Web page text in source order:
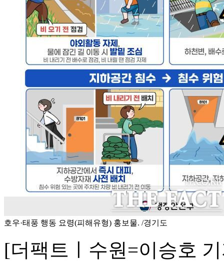
호우·태풍 행동 요령(피해유형) 홍보물. /경기도
[더팩트ㅣ수원=이승호